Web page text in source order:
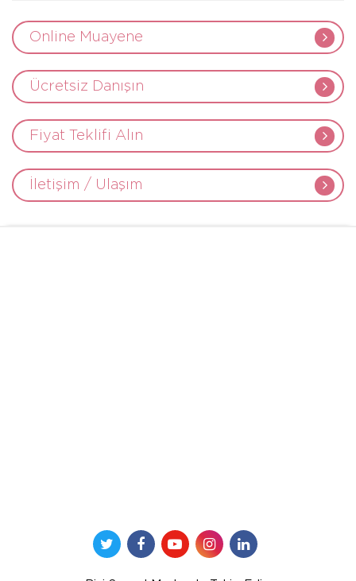
Online Muayene
Ücretsiz Danışın
Fiyat Teklifi Alın
İletişim / Ulaşım